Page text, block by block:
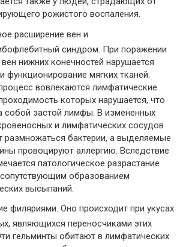
рожистого воспаления.
расширение вен и
синдром. При поражении
вен нижних конечностей нарушается
функционирование мягких тканей.
вовлекаются лимфатические
которых нарушается, что
собой застой лимфы. В измененных
и лимфатических сосудов
размножаться бактерии, а выделяемые
провоцируют аллергию. Вследствие
патологическое разрастание
образованием
высыпаний.
филяриями. Оно происходит при укусах
являющихся переносчиками этих
гельминты обитают в лимфатических